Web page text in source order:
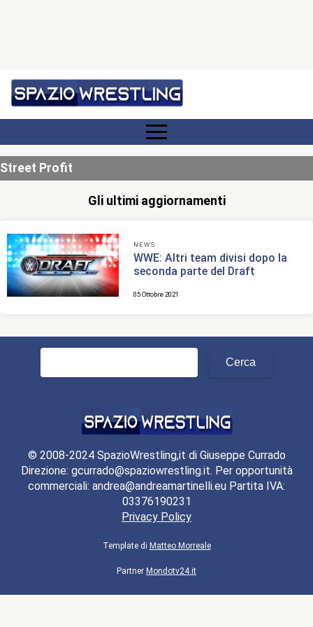
Street Profit
Gli ultimi aggiornamenti
NEWS
WWE: Altri team divisi dopo la
seconda parte del Draft
05 Ottobre 2021
Ricerca
© 2008-2024 SpazioWrestling,it di Giuseppe Currado
Direzione: gcurrado@spaziowrestling.it. Per opportunità
commerciali: andrea@andreamartinelli.eu Partita IVA:
03376190231
Privacy Policy
Template di Matteo Morreale
Partner Mondotv24.it